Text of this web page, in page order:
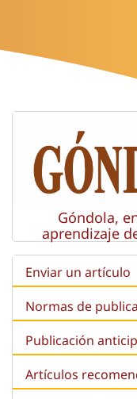
Góndola,
aprendizaje
Enviar un artículo
Normas de
Publicación
Artículos